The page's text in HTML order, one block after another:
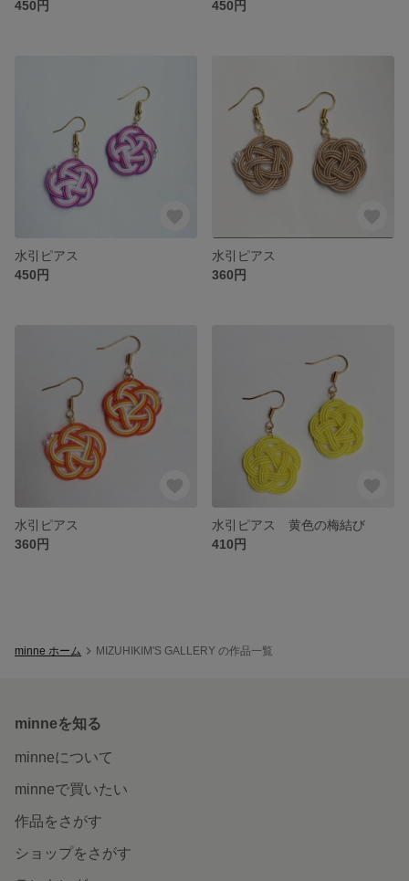
450円 450円
水引ピアス
450円
水引ピアス
360円
水引ピアス
360円
水引ピアス 黄色の梅結び
410円
minne ホーム MIZUHIKIM'S GALLERY の作品一覧
minneを知る
minneについて
minneで買いたい
作品をさがす
ショップをさがす